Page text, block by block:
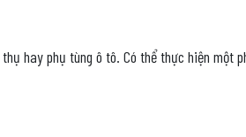
hay phụ tùng ô tô. Có thể thực hiện một